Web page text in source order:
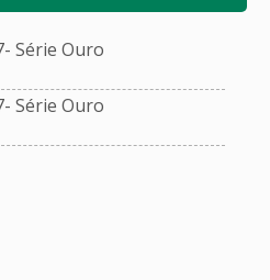
Série Ouro
Série Ouro